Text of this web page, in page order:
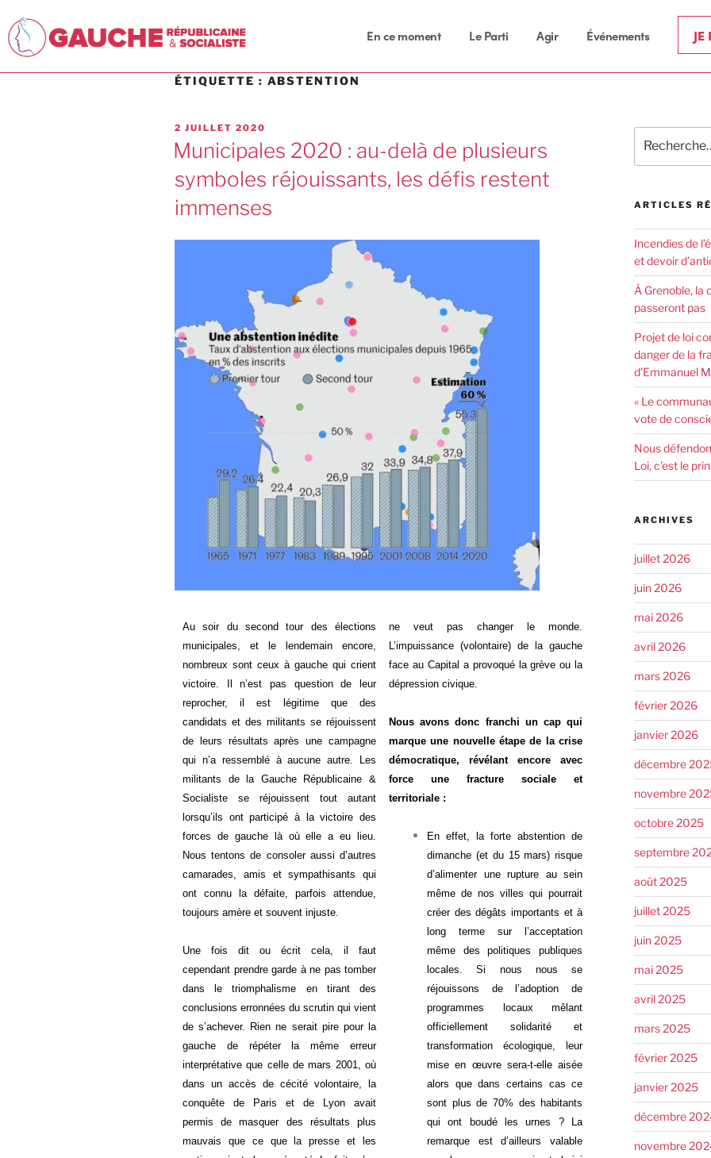
En ce moment Le Parti Agir Événements JE
ÉTIQUETTE : ABSTENTION
2 JUILLET 2020
Municipales 2020 : au-delà de plusieurs
symboles réjouissants, les défis restent
immenses
Au soir du second tour des élections
municipales, et le lendemain encore,
nombreux sont ceux à gauche qui crient
victoire. Il n’est pas question de leur
reprocher, il est légitime que des
candidats et des militants se réjouissent
de leurs résultats après une campagne
qui n’a ressemblé à aucune autre. Les
militants de la Gauche Républicaine &
Socialiste se réjouissent tout autant
lorsqu’ils ont participé à la victoire des
forces de gauche là où elle a eu lieu.
Nous tentons de consoler aussi d’autres
camarades, amis et sympathisants qui
ont connu la défaite, parfois attendue,
toujours amère et souvent injuste.
Une fois dit ou écrit cela, il faut
cependant prendre garde à ne pas tomber
dans le triomphalisme en tirant des
conclusions erronnées du scrutin qui vient
de s’achever. Rien ne serait pire pour la
gauche de répéter la même erreur
interprétative que celle de mars 2001, où
dans un accès de cécité volontaire, la
conquête de Paris et de Lyon avait
permis de masquer des résultats plus
mauvais que ce que la presse et les
ne veut pas changer le monde.
L’impuissance (volontaire) de la gauche
face au Capital a provoqué la grève ou la
dépression civique.
Nous avons donc franchi un cap qui
marque une nouvelle étape de la crise
démocratique, révélant encore avec
force une fracture sociale et
territoriale :
En effet, la forte abstention de
dimanche (et du 15 mars) risque
d’alimenter une rupture au sein
même de nos villes qui pourrait
créer des dégâts importants et à
long terme sur l’acceptation
même des politiques publiques
locales. Si nous nous se
réjouissons de l’adoption de
programmes locaux mêlant
officiellement solidarité et
transformation écologique, leur
mise en œuvre sera-t-elle aisée
alors que dans certains cas ce
sont plus de 70% des habitants
qui ont boudé les urnes ? La
remarque est d’ailleurs valable
ARTICLES
Incendies de
et devoir
À Grenoble, la
passeront pas
Projet de loi
danger de la
d’Emmanuel
« Le
vote de
Nous
Loi, c’est le
ARCHIVES
juillet 2026
juin 2026
mai 2026
avril 2026
mars 2026
février 2026
janvier 2026
décembre
novembre
octobre 2025
septembre
août 2025
juillet 2025
juin 2025
mai 2025
avril 2025
mars 2025
février 2025
janvier 2025
décembre
novembre